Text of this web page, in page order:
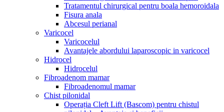
Tratamentul chirurgical pentru boala hemoroidala
Fisura anala
Abcesul perianal
Varicocel
Varicocelul
Avantajele abordului laparoscopic in varicocel
Hidrocel
Hidrocelul
Fibroadenom mamar
Fibroadenomul mamar
Chist pilonidal
Operația Cleft Lift (Bascom) pentru chistul